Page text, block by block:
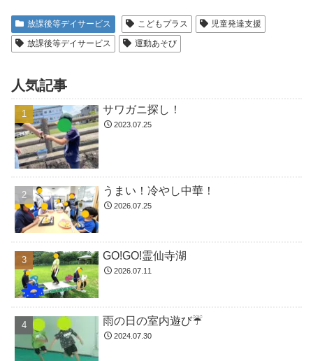
放課後等デイサービス こどもプラス
児童発達支援
放課後等デイサービス
運動あそび
人気記事
サワガニ探し！
2023.07.25
うまい！冷やし中華！
2026.07.25
GO!GO!霊仙寺湖
2026.07.11
雨の日の室内遊び☔
2024.07.30